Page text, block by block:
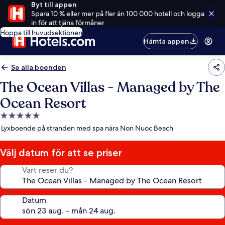
Byt till appen
Spara 10 % eller mer på fler än 100 000 hotell och logga
in för att tjäna förmåner
Hoppa till huvudsektionen
Hämta appen
Se alla boenden
The Ocean Villas - Managed by The
Ocean Resort
5.0-
stjärnigt
Lyxboende på stranden med spa nära Non Nuoc Beach
Välj datum för att se priser
Vart reser du?
Datum